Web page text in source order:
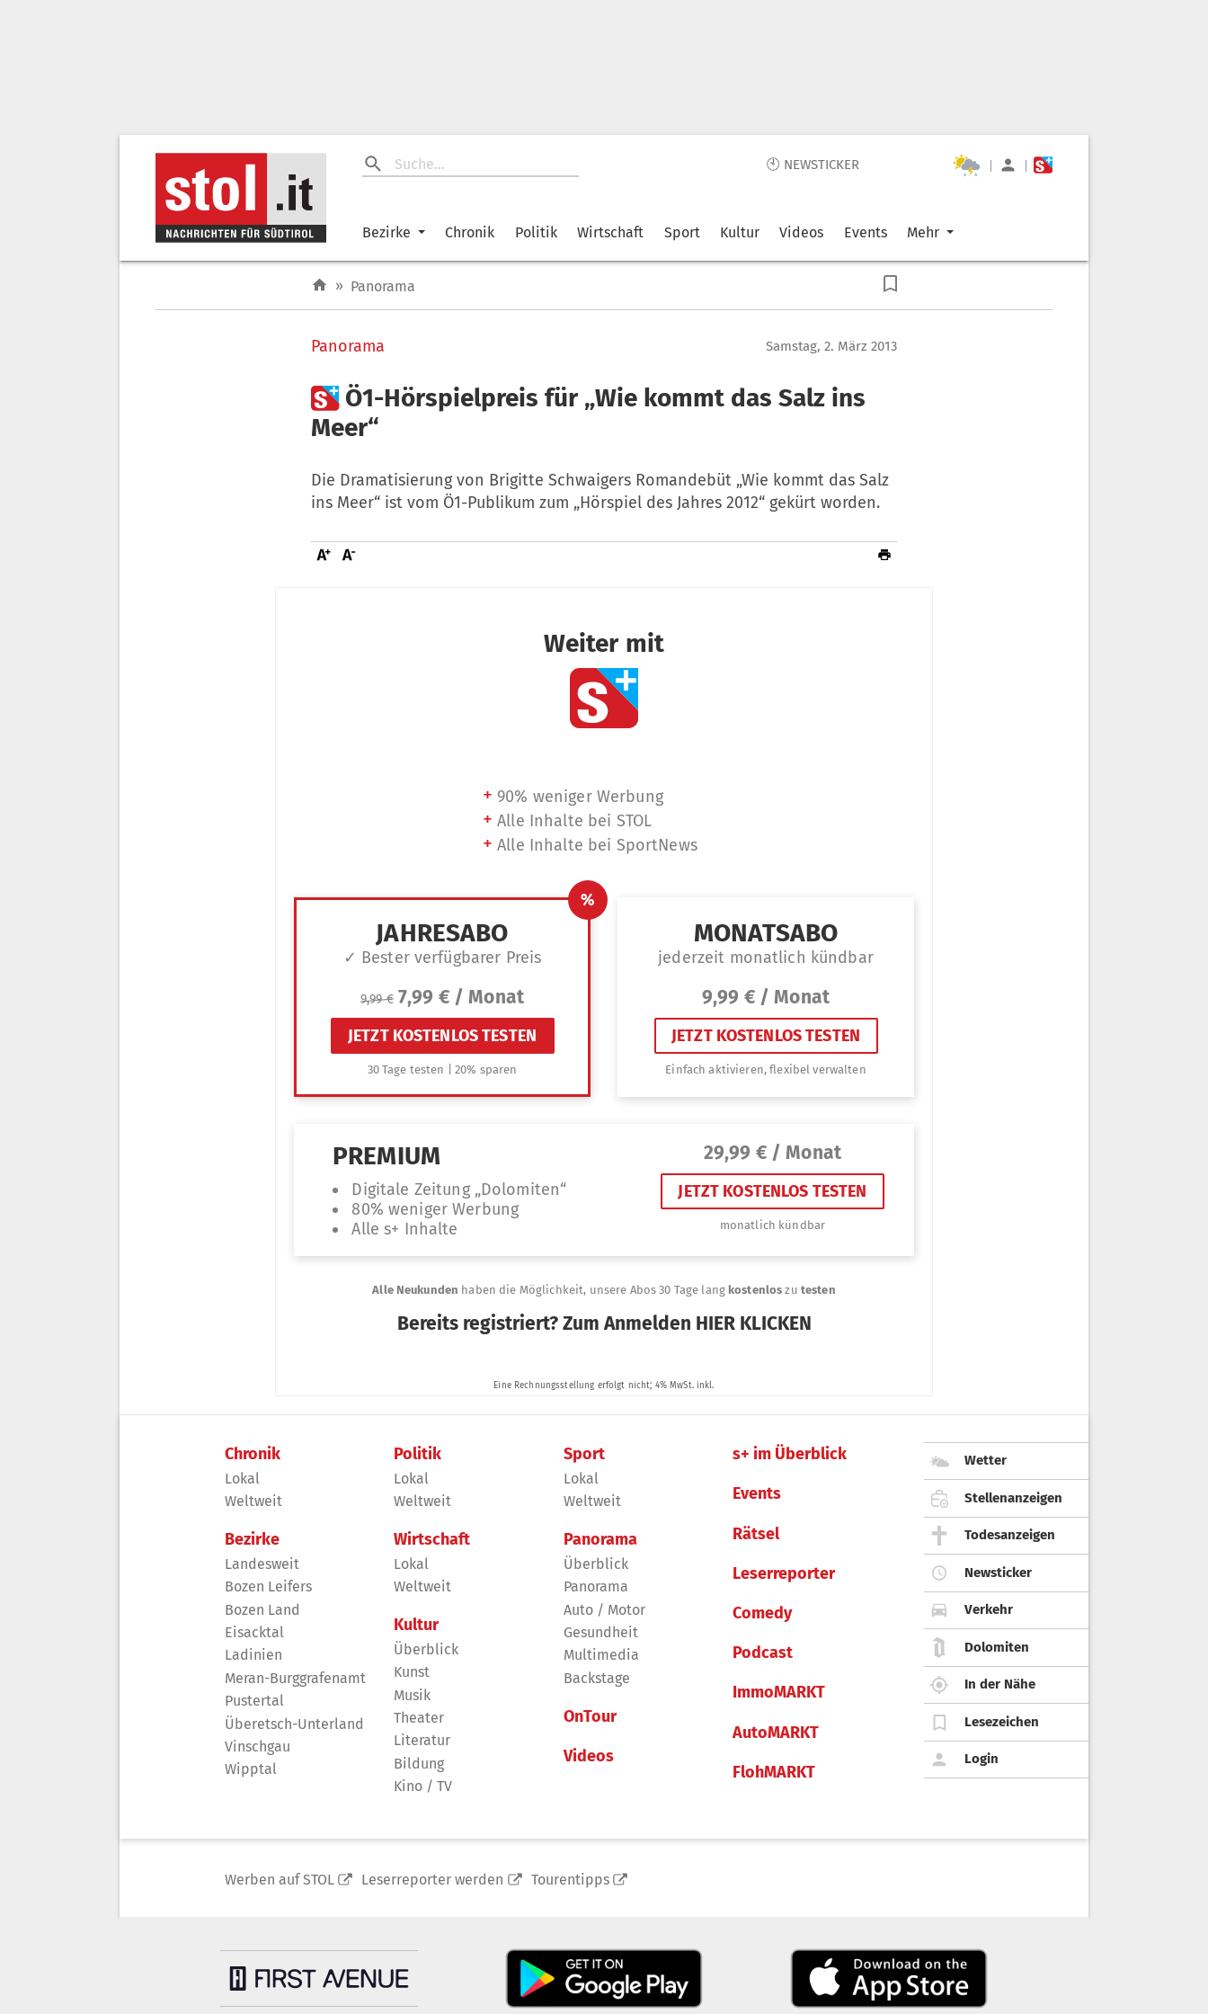
🕙 NEWSTICKER | |
Bezirke Chronik Politik Wirtschaft Sport Kultur Videos Events Mehr
» Panorama
Panorama Samstag, 2. März 2013
 Ö1-Hörspielpreis für „Wie kommt das Salz ins
Meer“
Die Dramatisierung von Brigitte Schwaigers Romandebüt „Wie kommt das Salz
ins Meer“ ist vom Ö1-Publikum zum „Hörspiel des Jahres 2012“ gekürt worden.
Chronik
Lokal
Weltweit
Bezirke
Landesweit
Bozen Leifers
Bozen Land
Eisacktal
Ladinien
Meran-Burggrafenamt
Pustertal
Überetsch-Unterland
Vinschgau
Wipptal
Politik
Lokal
Weltweit
Wirtschaft
Lokal
Weltweit
Kultur
Überblick
Kunst
Musik
Theater
Literatur
Bildung
Kino / TV
Sport
Lokal
Weltweit
Panorama
Überblick
Panorama
Auto / Motor
Gesundheit
Multimedia
Backstage
OnTour
Videos
s+ im Überblick
Events
Rätsel
Leserreporter
Comedy
Podcast
ImmoMARKT
AutoMARKT
FlohMARKT
Wetter
Stellenanzeigen
Todesanzeigen
Newsticker
Verkehr
Dolomiten
In der Nähe
Lesezeichen
Login
Werben auf STOL Leserreporter werden Tourentipps